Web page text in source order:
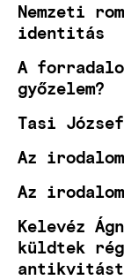
Nemzeti
identitás
A
győzelem?
Tasi
Az
Az
Kelevéz
küldtek